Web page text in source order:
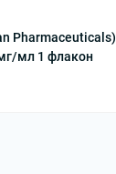
Pharmaceuticals)
мл 1 флакон